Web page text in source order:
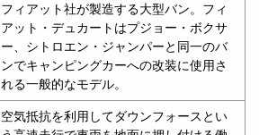
フィアット社が製造する大型バン。フィ
アット・デュカートはプジョー・ボクサ
ー、シトロエン・ジャンパーと同一のバ
ンでキャンピングカーへの改装に使用さ
れる一般的なモデル。
空気抵抗を利用してダウンフォースとい